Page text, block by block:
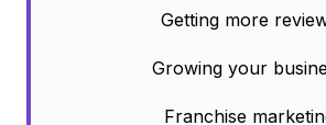
Getting more
Growing your
Franchise